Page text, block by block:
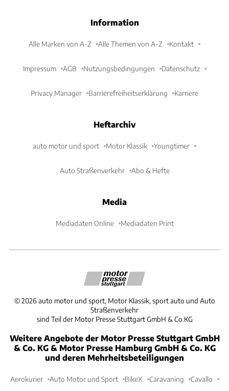
Information
Alle Marken von A-Z Alle Themen von A-Z Kontakt
Impressum AGB Nutzungsbedingungen Datenschutz
Privacy Manager Barrierefreiheitserklärung Karriere
Heftarchiv
auto motor und sport Motor Klassik Youngtimer
Auto Straßenverkehr Abo & Hefte
Media
Mediadaten Online Mediadaten Print
©2026 auto motor und sport, Motor Klassik, sport auto und Auto
Straßenverkehr
sind Teil der Motor Presse Stuttgart GmbH & Co.KG
Weitere Angebote der Motor Presse Stuttgart GmbH
& Co. KG & Motor Presse Hamburg GmbH & Co. KG
und deren Mehrheitsbeteiligungen
Aerokurier Auto Motor und Sport BikeX Caravaning Cavallo